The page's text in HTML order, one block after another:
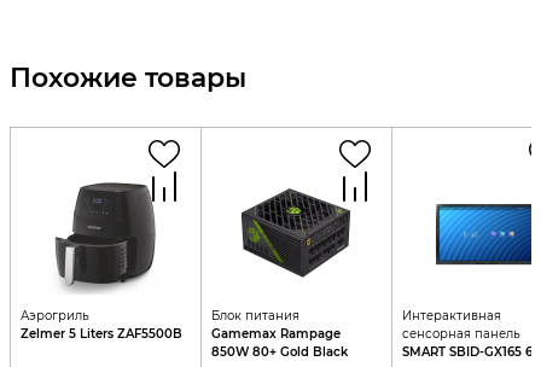
Похожие товары
Аэрогриль
Zelmer 5 Liters ZAF5500B
Блок питания
Gamemax Rampage
850W 80+ Gold Black
Интерактивная
сенсорная панель
SMART SBID-GX165